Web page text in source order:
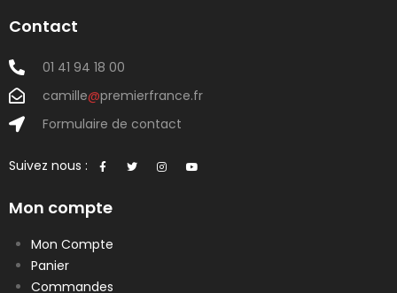
Contact
01 41 94 18 00
camille@premierfrance.fr
Formulaire de contact
Suivez nous :
Mon compte
Mon Compte
Panier
Commandes